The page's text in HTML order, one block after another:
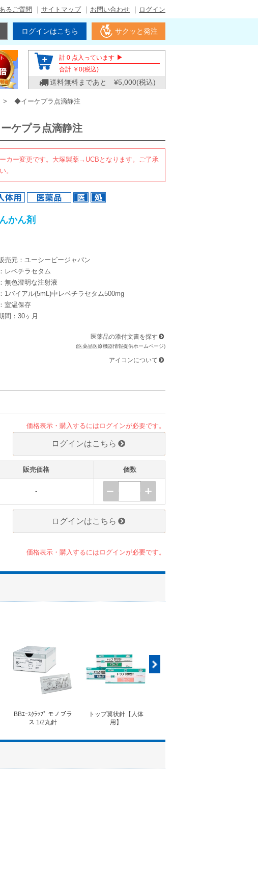
るご質問 サイトマップ お問い合わせ ログイン
ログインはこちら サクッと発注
計 0 点入っています ▶
合計 ￥ 0(税込)
送料無料まであと ¥5,000(税込)
◆イーケプラ点滴静注
ケプラ点滴静注
カー変更です。大塚製薬→UCBとなります。ご了承
。
かん剤
売元：ユーシービージャパン
レベチラセタム
無色澄明な注射液
1バイアル(5mL)中レベチラセタム500mg
室温保存
間：30ヶ月
医薬品の添付文書を探す
(医薬品医療機器情報提供ホームページ)
アイコンについて
価格表示・購入するにはログインが必要です。
ログインはこちら
販売価格 個数
-
ログインはこちら
価格表示・購入するにはログインが必要です。
BBｴｰｽｸﾗｯﾌﾟ モノプラ
ス 1/2丸針
トップ翼状針【人体
用】